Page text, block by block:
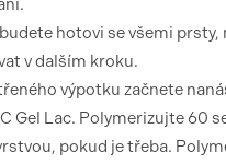
hotovi se všemi prsty,
v dalším kroku.
výpotku začnete
Gel Lac. Polymerizujte 60
pokud je třeba.